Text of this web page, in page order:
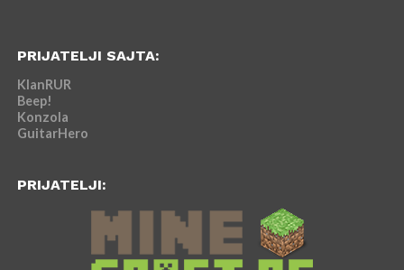
PRIJATELJI SAJTA:
KlanRUR
Beep!
Konzola
GuitarHero
PRIJATELJI: